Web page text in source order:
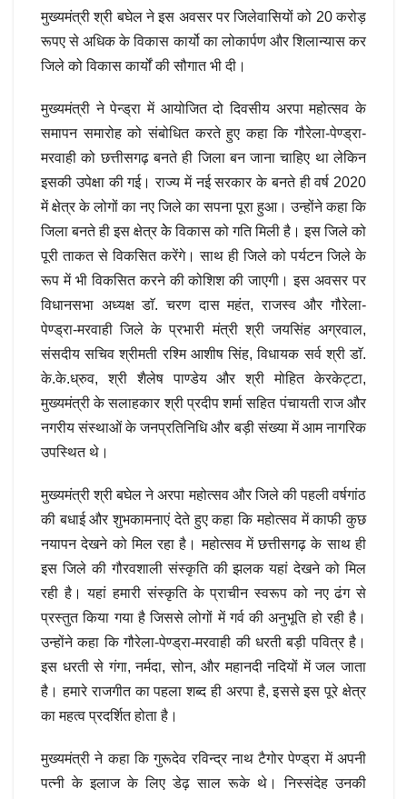
मुख्यमंत्री श्री बघेल ने इस अवसर पर जिलेवासियों को 20 करोड़
रूपए से अधिक के विकास कार्यो का लोकार्पण और शिलान्यास कर
जिले को विकास कार्यों की सौगात भी दी।
मुख्यमंत्री ने पेन्ड्रा में आयोजित दो दिवसीय अरपा महोत्सव के
समापन समारोह को संबोधित करते हुए कहा कि गौरेला-पेण्ड्रा-
मरवाही को छत्तीसगढ़ बनते ही जिला बन जाना चाहिए था लेकिन
इसकी उपेक्षा की गई। राज्य में नई सरकार के बनते ही वर्ष 2020
में क्षेत्र के लोगों का नए जिले का सपना पूरा हुआ। उन्होंने कहा कि
जिला बनते ही इस क्षेत्र केे विकास को गति मिली है। इस जिले को
पूरी ताकत से विकसित करेंगे। साथ ही जिले को पर्यटन जिले के
रूप में भी विकसित करने की कोशिश की जाएगी। इस अवसर पर
विधानसभा अध्यक्ष डाॅ. चरण दास महंत, राजस्व और गौरेला-
पेण्ड्रा-मरवाही जिले के प्रभारी मंत्री श्री जयसिंह अग्रवाल,
संसदीय सचिव श्रीमती रश्मि आशीष सिंह, विधायक सर्व श्री डाॅ.
के.के.ध्रुव, श्री शैलेष पाण्डेय और श्री मोहित केरकेट्टा,
मुख्यमंत्री के सलाहकार श्री प्रदीप शर्मा सहित पंचायती राज और
नगरीय संस्थाओं के जनप्रतिनिधि और बड़ी संख्या में आम नागरिक
उपस्थित थे।
मुख्यमंत्री श्री बघेल ने अरपा महोत्सव और जिले की पहली वर्षगांठ
की बधाई और शुभकामनाएं देते हुए कहा कि महोत्सव में काफी कुछ
नयापन देखने को मिल रहा है। महोत्सव में छत्तीसगढ़ के साथ ही
इस जिले की गौरवशाली संस्कृति की झलक यहां देखने को मिल
रही है। यहां हमारी संस्कृति के प्राचीन स्वरूप को नए ढंग से
प्रस्तुत किया गया है जिससे लोगों में गर्व की अनुभूति हो रही है।
उन्होंने कहा कि गौरेला-पेण्ड्रा-मरवाही की धरती बड़ी पवित्र है।
इस धरती से गंगा, नर्मदा, सोन, और महानदी नदियों में जल जाता
है। हमारे राजगीत का पहला शब्द ही अरपा है, इससे इस पूरे क्षेत्र
का महत्व प्रदर्शित होता है।
मुख्यमंत्री ने कहा कि गुरूदेव रविन्द्र नाथ टैगोर पेण्ड्रा में अपनी
पत्नी के इलाज के लिए डेढ़ साल रूके थे। निस्संदेह उनकी